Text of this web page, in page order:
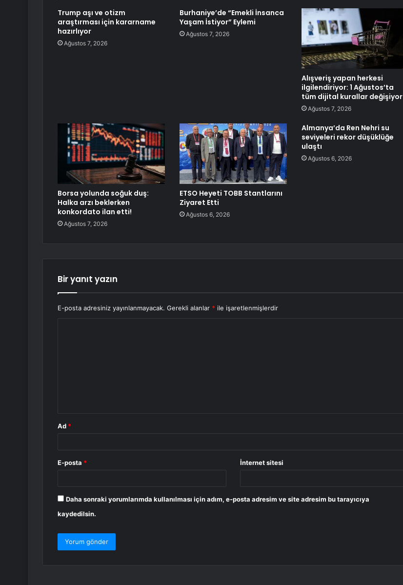
Trump aşı ve otizm
araştırması için kararname
hazırlıyor
Ağustos 7, 2026
Burhaniye’de “Emekli İnsanca
Yaşam İstiyor” Eylemi
Ağustos 7, 2026
Alışveriş yapan herkesi
ilgilendiriyor: 1 Ağustos’ta
tüm dijital kurallar değişiyor
Ağustos 7, 2026
Borsa yolunda soğuk duş:
Halka arzı beklerken
konkordato ilan etti!
Ağustos 7, 2026
ETSO Heyeti TOBB Stantlarını
Ziyaret Etti
Ağustos 6, 2026
Almanya’da Ren Nehri su
seviyeleri rekor düşüklüğe
ulaştı
Ağustos 6, 2026
Bir yanıt yazın
E-posta adresiniz yayınlanmayacak. Gerekli alanlar * ile işaretlenmişlerdir
Ad *
E-posta * İnternet sitesi
Daha sonraki yorumlarımda kullanılması için adım, e-posta adresim ve site adresim bu tarayıcıya
kaydedilsin.